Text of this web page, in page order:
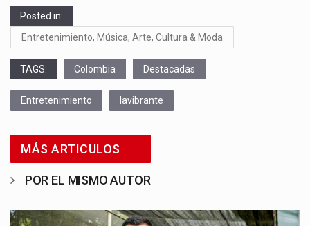
Posted in:
Entretenimiento, Música, Arte, Cultura & Moda
TAGS: Colombia Destacadas
Entretenimiento lavibrante
MÁS ARTICULOS
POR EL MISMO AUTOR